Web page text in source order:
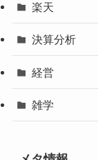
楽天
決算分析
経営
雑学